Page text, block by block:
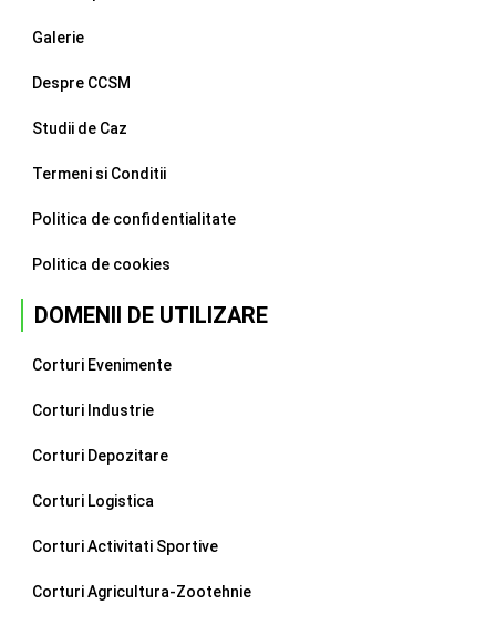
Galerie
Despre CCSM
Studii de Caz
Termeni si Conditii
Politica de confidentialitate
Politica de cookies
DOMENII DE UTILIZARE
Corturi Evenimente
Corturi Industrie
Corturi Depozitare
Corturi Logistica
Corturi Activitati Sportive
Corturi Agricultura-Zootehnie